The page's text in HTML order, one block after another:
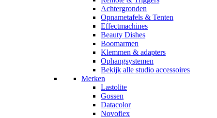
Achtergronden
Opnametafels & Tenten
Effectmachines
Beauty Dishes
Boomarmen
Klemmen & adapters
Ophangsystemen
Bekijk alle studio accessoires
Merken
Lastolite
Gossen
Datacolor
Novoflex